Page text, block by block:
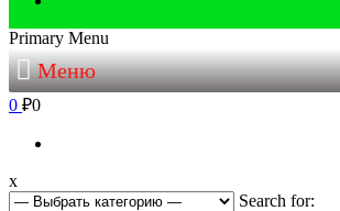
Primary Menu
Меню
0 ₽0
x
Search for: